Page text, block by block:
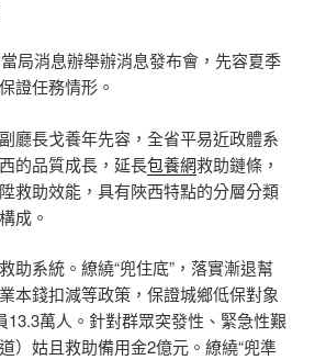
局消息辦舉辦消息發布會，先容夏季
證任務情形。
廳長戈養年先容，全省平易近政體系
的品質成長，延長包養網救助鏈條，
救助效能，具有陜西特點的分層分類
成。
助系統。繚繞“兜住底”，落實漸退幫
本錢扣減等政策，保證城鄉低保對象
13.3萬人。針對群眾突發性、緊急性艱
）姑且救助備用金2億元。繚繞“兜準